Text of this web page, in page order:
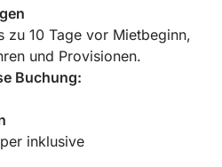
zu 10 Tage vor Mietbeginn,
und Provisionen.
Buchung:
inklusive